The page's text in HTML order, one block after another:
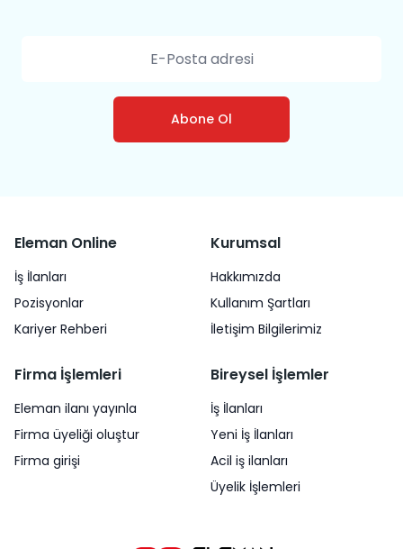
Abone Ol
Eleman Online
İş İlanları
Pozisyonlar
Kariyer Rehberi
Kurumsal
Hakkımızda
Kullanım Şartları
İletişim Bilgilerimiz
Firma İşlemleri
Eleman ilanı yayınla
Firma üyeliği oluştur
Firma girişi
Bireysel İşlemler
İş İlanları
Yeni İş İlanları
Acil iş ilanları
Üyelik İşlemleri